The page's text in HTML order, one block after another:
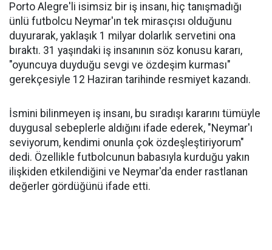
Porto Alegre'li isimsiz bir iş insanı, hiç tanışmadığı
ünlü futbolcu Neymar'ın tek mirasçısı olduğunu
duyurarak, yaklaşık 1 milyar dolarlık servetini ona
bıraktı. 31 yaşındaki iş insanının söz konusu kararı,
"oyuncuya duyduğu sevgi ve özdeşim kurması"
gerekçesiyle 12 Haziran tarihinde resmiyet kazandı.
İsmini bilinmeyen iş insanı, bu sıradışı kararını tümüyle
duygusal sebeplerle aldığını ifade ederek, "Neymar'ı
seviyorum, kendimi onunla çok özdeşleştiriyorum"
dedi. Özellikle futbolcunun babasıyla kurduğu yakın
ilişkiden etkilendiğini ve Neymar'da ender rastlanan
değerler gördüğünü ifade etti.